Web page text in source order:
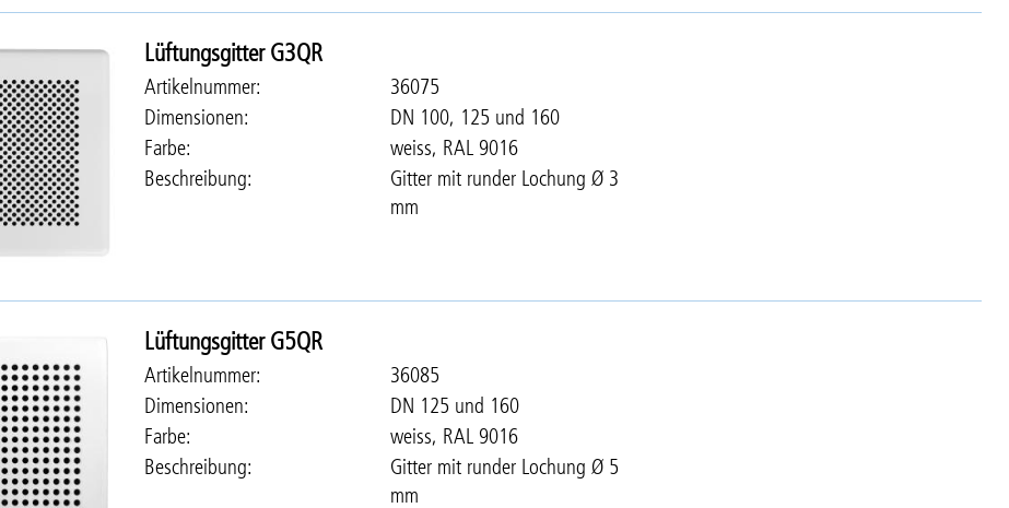
Lüftungsgitter G3QR
Artikelnummer
36075
Dimensionen
DN 100, 125 und 160
Farbe
weiss, RAL 9016
Beschreibung
Gitter mit runder Lochung Ø 3
mm
Lüftungsgitter G5QR
Artikelnummer
36085
Dimensionen
DN 125 und 160
Farbe
weiss, RAL 9016
Beschreibung
Gitter mit runder Lochung Ø 5
mm